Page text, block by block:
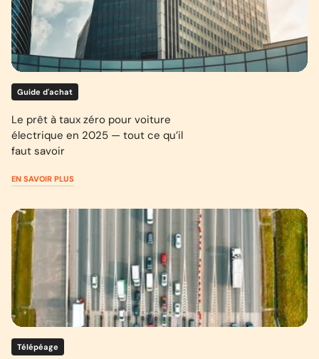
Guide d'achat
Le prêt à taux zéro pour voiture
électrique en 2025 — tout ce qu’il
faut savoir
EN SAVOIR PLUS
Télépéage